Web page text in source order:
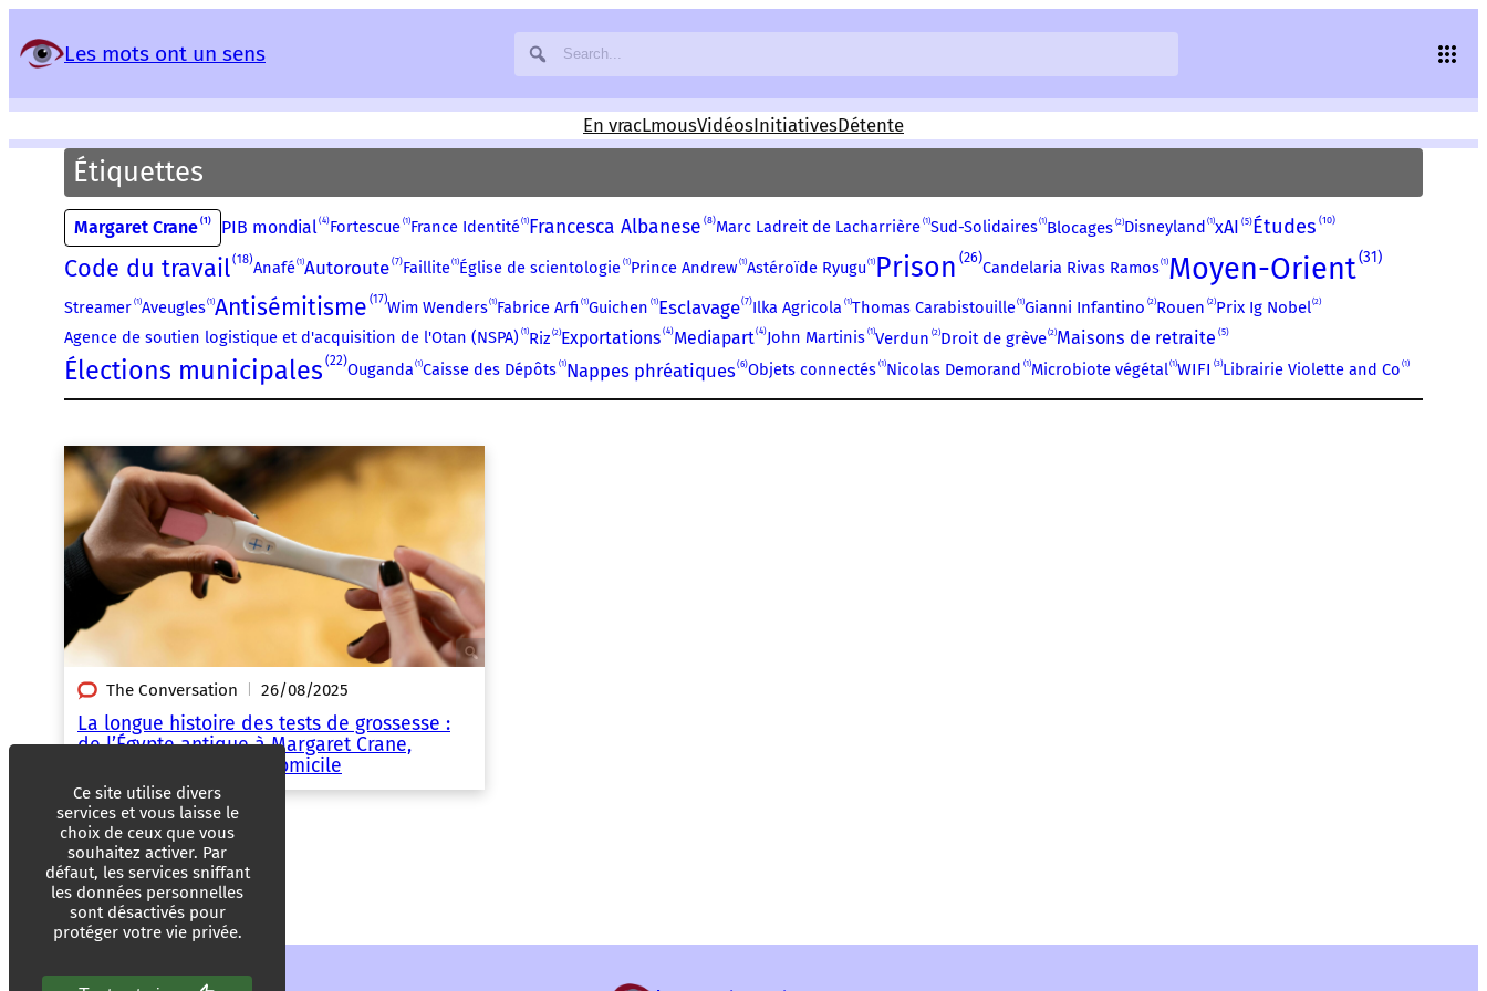
Les mots ont un sens
En vracLmousVidéosInitiativesDétente
Étiquettes
Margaret Crane 1 PIB mondial 4 Fortescue 1 France Identité 1 Francesca Albanese 8 Marc Ladreit de Lacharrière 1 Sud-Solidaires 1 Blocages 2 Disneyland 1 xAI 5 Études 10
Code du travail 18 Anafé 1 Autoroute 7 Faillite 1 Église de scientologie 1 Prince Andrew 1 Astéroïde Ryugu 1 Prison 26
Candelaria Rivas Ramos 1 Moyen-Orient 31
Streamer 1 Aveugles 1 Antisémitisme 17 Wim Wenders 1 Fabrice Arfi 1 Guichen 1 Esclavage 7 Ilka Agricola 1 Thomas Carabistouille 1 Gianni Infantino 2 Rouen 2 Prix Ig Nobel 2
Agence de soutien logistique et d'acquisition de l'Otan (NSPA) 1 Riz 2 Exportations 4 Mediapart 4 John Martinis 1 Verdun 2 Droit de grève 2 Maisons de retraite 5
Élections municipales 22 Ouganda 1 Caisse des Dépôts 1 Nappes phréatiques 6 Objets connectés 1 Nicolas Demorand 1 Microbiote végétal 1 WIFI 3 Librairie Violette and Co 1
The Conversation 26/08/2025
La longue histoire des tests de grossesse :
de l’Égypte antique à Margaret Crane,
l’inventrice du test à domicile
Panneau de gestion des services
Ce site utilise divers
services et vous laisse le
choix de ceux que vous
souhaitez activer. Par
défaut, les services sniffant
les données personnelles
sont désactivés pour
protéger votre vie privée.